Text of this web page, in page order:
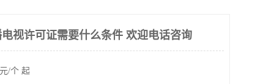
视许可证需要什么条件 欢迎电话咨询
/个 起